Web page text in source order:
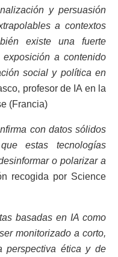
y persuasión
a contextos
existe una fuerte
a contenido
social y política en
profesor de IA en la
(Francia)
con datos sólidos
estas tecnologías
o polarizar a
recogida por Science
basadas en IA como
monitorizado a corto,
perspectiva ética y de